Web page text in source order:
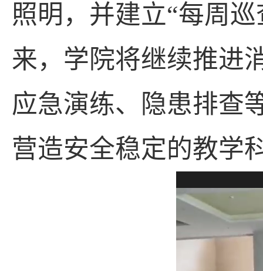
照明，并建立“每周
来，学院将继续推进
应急演练、隐患排查
营造安全稳定的教学